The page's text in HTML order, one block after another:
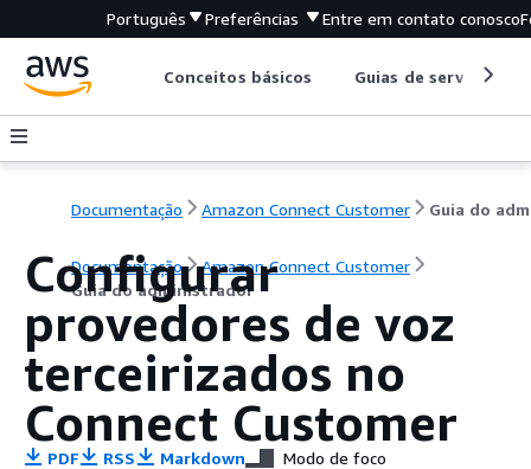
Português Preferências Entre em contato conosco
Conceitos básicos Guias de serviço
Documentação Amazon Connect Customer
Documentação
Amazon Connect Customer
Guia do administrador
Configurar
provedores de voz
terceirizados no
Connect Customer
PDF RSS Markdown Modo de foco